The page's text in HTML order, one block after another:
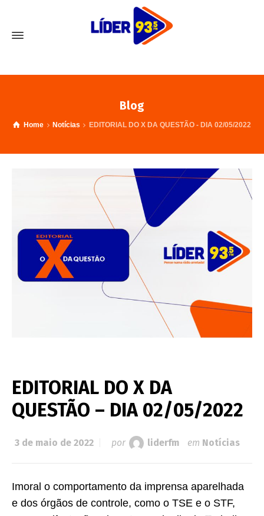
Blog
Home Notícias EDITORIAL DO X DA QUESTÃO - DIA 02/05/2022
EDITORIAL DO X DA
QUESTÃO – DIA 02/05/2022
3 de maio de 2022 por liderfm em Notícias
Imoral o comportamento da imprensa aparelhada
e dos órgãos de controle, como o TSE e o STF,